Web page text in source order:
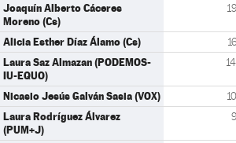
Joaquín Alberto Cáceres
Moreno (Cs)
Alicia Esther Díaz Álamo (Cs)
Laura Saz Almazan (PODEMOS-
IU-EQUO)
Nicasio Jesús Galván Sasia (VOX)
Laura Rodríguez Álvarez
(PUM+J)